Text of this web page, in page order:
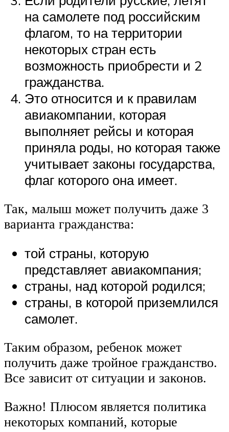
на самолете под российским
флагом, то на территории
некоторых стран есть
возможность приобрести и 2
гражданства.
Это относится и к правилам
авиакомпании, которая
выполняет рейсы и которая
приняла роды, но которая также
учитывает законы государства,
флаг которого она имеет.
Так, малыш может получить даже 3
варианта гражданства:
той страны, которую
представляет авиакомпания;
страны, над которой родился;
страны, в которой приземлился
самолет.
Таким образом, ребенок может
получить даже тройное гражданство.
Все зависит от ситуации и законов.
Важно! Плюсом является политика
некоторых компаний, которые